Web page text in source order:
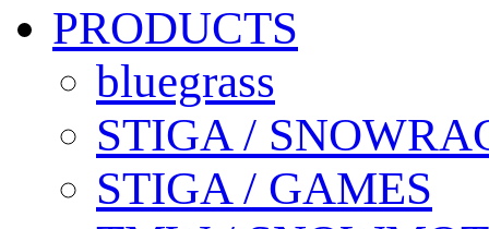
PRODUCTS
bluegrass
STIGA /
STIGA / GAMES